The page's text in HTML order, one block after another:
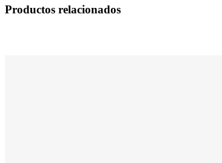
Productos relacionados